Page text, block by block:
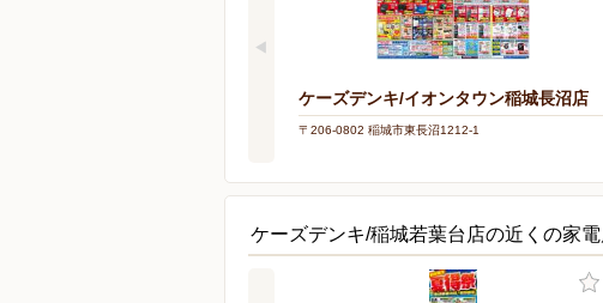
ケーズデンキ/イオンタウン稲城長沼店
〒206-0802 稲城市東長沼1212-1
ケーズデンキ/稲城若葉台店の近くの家